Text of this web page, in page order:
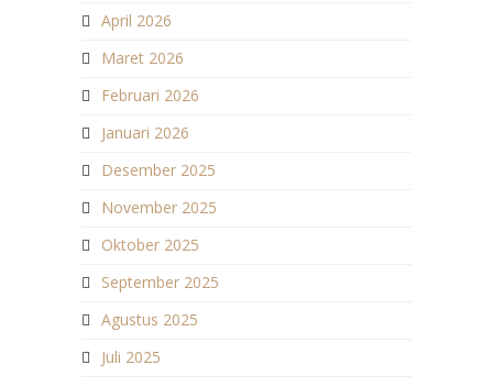
April 2026
Maret 2026
Februari 2026
Januari 2026
Desember 2025
November 2025
Oktober 2025
September 2025
Agustus 2025
Juli 2025